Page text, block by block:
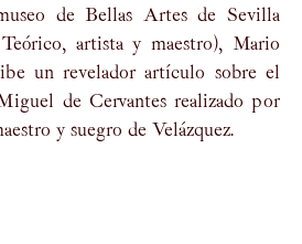
de Bellas Artes de Sevilla
artista y maestro), Mario
un revelador artículo sobre el
de Cervantes realizado por
y suegro de Velázquez.
al verdadero rostro de Miguel de